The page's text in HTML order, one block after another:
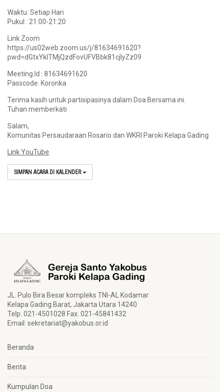
Waktu: Setiap Hari
Pukul : 21.00-21:20
Link Zoom
https://us02web.zoom.us/j/81634691620?
pwd=dGtxYklTMjQzdFovUFVBbk81cjlyZz09
Meeting Id : 81634691620
Passcode: Koronka
Terima kasih untuk partisipasinya dalam Doa Bersama ini.
Tuhan memberkati
Salam,
Komunitas Persaudaraan Rosario dan WKRI Paroki Kelapa Gading
Link YouTube
SIMPAN ACARA DI KALENDER
JL. Pulo Bira Besar kompleks TNI-AL Kodamar
Kelapa Gading Barat, Jakarta Utara 14240
Telp. 021-4501028 Fax. 021-45841432
Email: sekretariat@yakobus.or.id
Beranda
Berita
Kumpulan Doa